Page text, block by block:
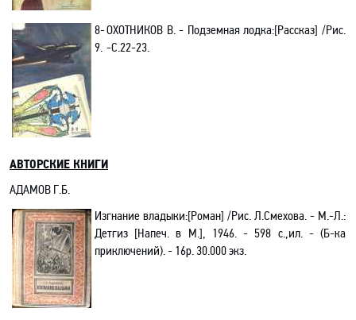
8-
9.
ОХОТНИКОВ В. - Подземная лодка:[Рассказ] /Рис.
-С.22-23.
АВТОРСКИЕ КНИГИ
АДАМОВ Г.Б.
Изгнание владыки:[Роман] /Рис. Л.Смехова. - М.-Л.:
Детгиз [Напеч. в М.], 1946. - 598 с.,ил. - (Б-ка
приключений). - 16р. 30.000 экз.